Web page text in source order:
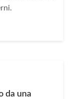
da una